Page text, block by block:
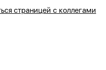
страницей с коллегами